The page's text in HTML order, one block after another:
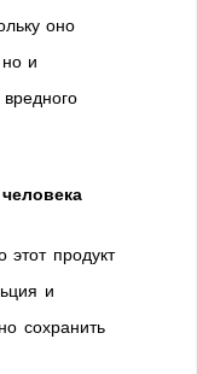
оно
и
этот продукт
и
сохранить